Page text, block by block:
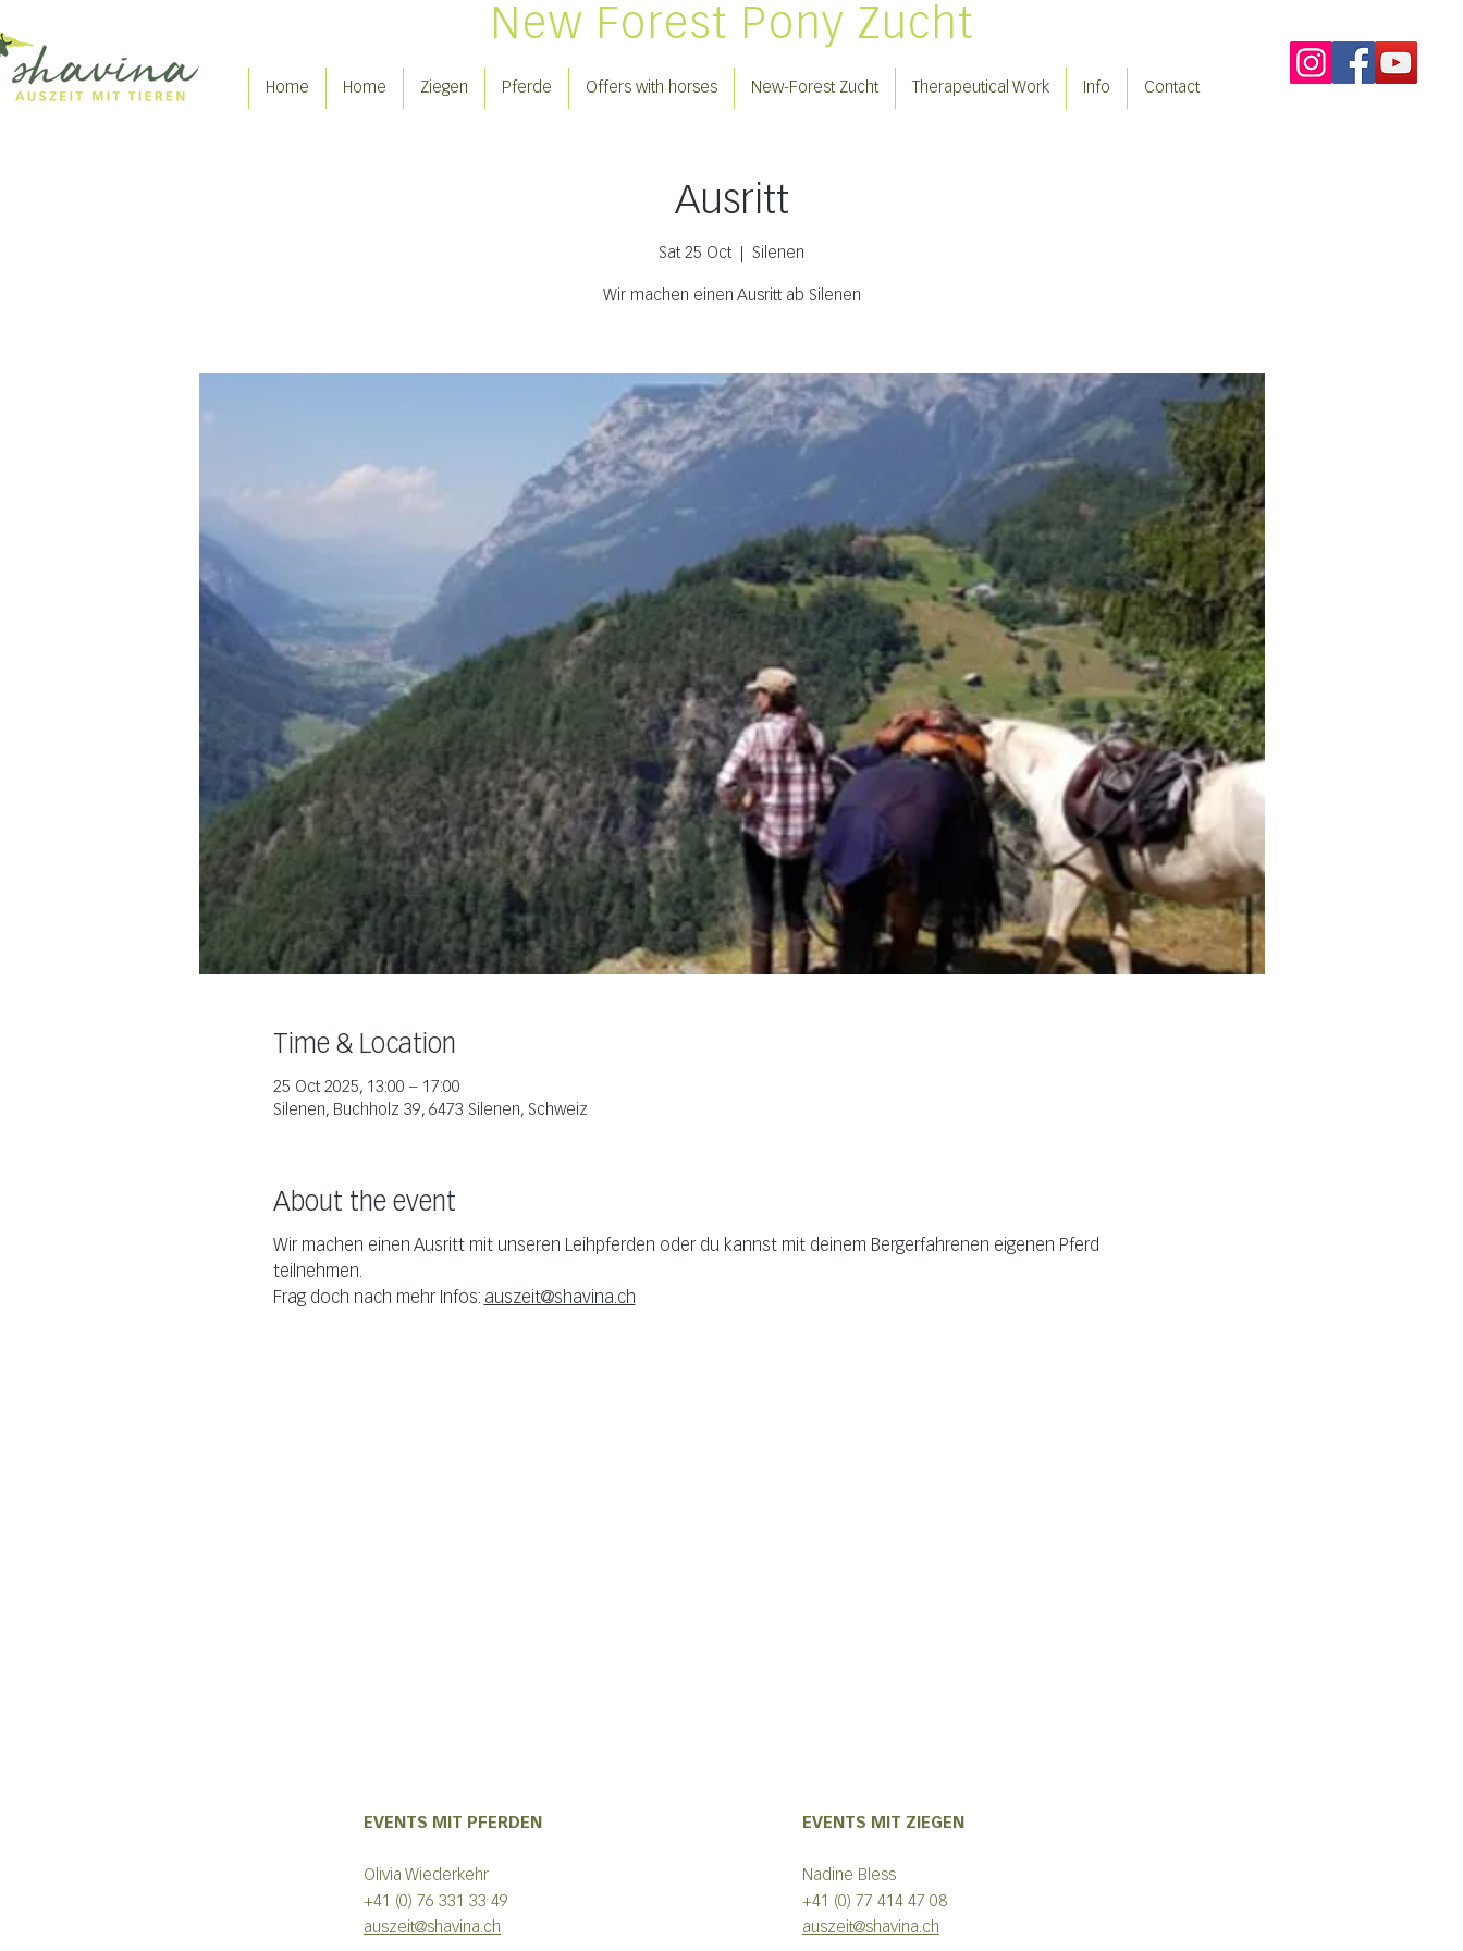
Home Home Ziegen Pferde Offers with horses New-Forest Zucht Therapeutical Work Info Contact
New Forest Pony Zucht
Ausritt
Sat 25 Oct Silenen
Wir machen einen Ausritt ab Silenen
Time & Location
25 Oct 2025, 13:00 – 17:00
Silenen, Buchholz 39, 6473 Silenen, Schweiz
About the event
Wir machen einen Ausritt mit unseren Leihpferden oder du kannst mit deinem Bergerfahrenen eigenen Pferd
teilnehmen.
Frag doch nach mehr Infos: auszeit@shavina.ch
EVENTS MIT PFERDEN
Olivia Wiederkehr
+41 (0) 76 331 33 49
auszeit@shavina.ch
EVENTS MIT ZIEGEN
Nadine Bless
+41 (0) 77 414 47 08
auszeit@shavina.ch